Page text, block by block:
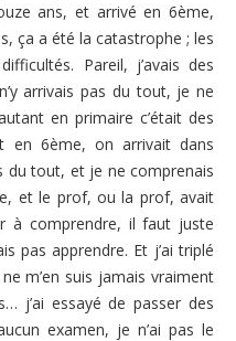
ans, et arrivé en 6ème,
ça a été la catastrophe ; les
Pareil, j’avais des
arrivais pas du tout, je ne
en primaire c’était des
en 6ème, on arrivait dans
du tout, et je ne comprenais
et le prof, ou la prof, avait
à comprendre, il faut juste
pas apprendre. Et j’ai triplé
m’en suis jamais vraiment
j’ai essayé de passer des
examen, je n’ai pas le